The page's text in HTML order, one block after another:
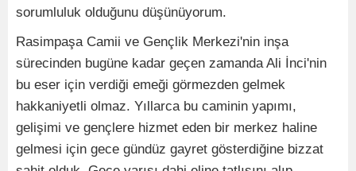
sorumluluk olduğunu düşünüyorum.
Rasimpaşa Camii ve Gençlik Merkezi'nin inşa
sürecinden bugüne kadar geçen zamanda Ali İnci'nin
bu eser için verdiği emeği görmezden gelmek
hakkaniyetli olmaz. Yıllarca bu caminin yapımı,
gelişimi ve gençlere hizmet eden bir merkez haline
gelmesi için gece gündüz gayret gösterdiğine bizzat